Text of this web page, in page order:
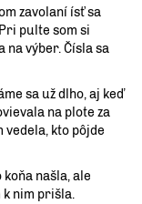
zavolaní ísť sa
pulte som si
na výber. Čísla sa
sa už dlho, aj keď
na plote za
vedela, kto pôjde
koňa našla, ale
k nim prišla.